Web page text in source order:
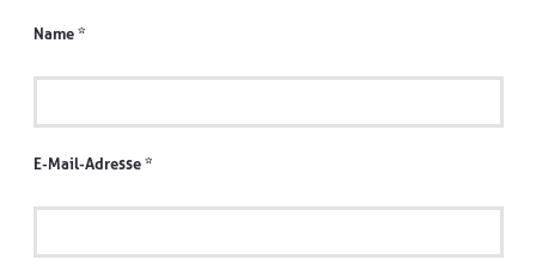
Name *
E-Mail-Adresse *